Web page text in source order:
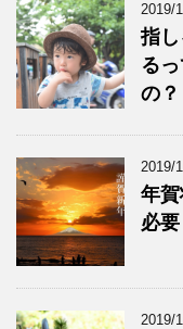
2019/
指
る
の？
2019/
年
必
2019/